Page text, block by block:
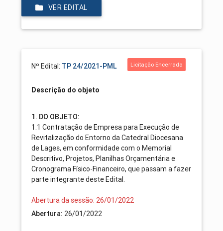
VER EDITAL
Nº Edital: TP 24/2021-PML Licitação Encerrada
Descrição do objeto
1. DO OBJETO:
1.1 Contratação de Empresa para Execução de
Revitalização do Entorno da Catedral Diocesana
de Lages, em conformidade com o Memorial
Descritivo, Projetos, Planilhas Orçamentária e
Cronograma Físico-Financeiro, que passam a fazer
parte integrante deste Edital.
Abertura da sessão: 26/01/2022
Abertura: 26/01/2022